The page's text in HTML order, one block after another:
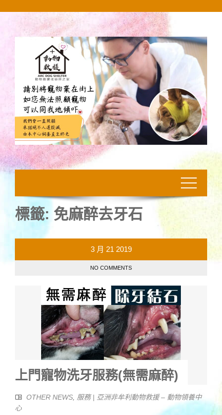
標籤: 免麻醉去牙石
3 月 21 2019
NO COMMENTS
上門寵物洗牙服務(無需麻醉)
OTHER NEWS 服務 | 亞洲非牟利動物救援 – 動物領養中
心